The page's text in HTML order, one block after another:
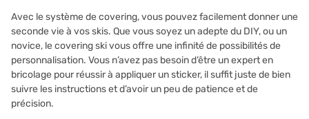
Avec le système de covering, vous pouvez facilement donner une
seconde vie à vos skis. Que vous soyez un adepte du DIY, ou un
novice, le covering ski vous offre une infinité de possibilités de
personnalisation. Vous n’avez pas besoin d’être un expert en
bricolage pour réussir à appliquer un sticker, il suffit juste de bien
suivre les instructions et d’avoir un peu de patience et de
précision.